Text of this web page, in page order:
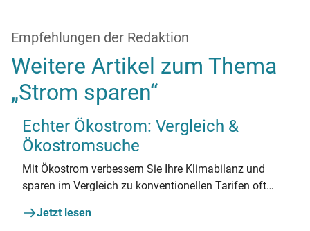
Empfehlungen der Redaktion
Weitere Artikel zum Thema
„Strom sparen“
Echter Ökostrom: Vergleich &
Ökostromsuche
Mit Ökostrom verbessern Sie Ihre Klimabilanz und
sparen im Vergleich zu konventionellen Tarifen oft
grüne Tarife für Ihre Region!
Jetzt lesen